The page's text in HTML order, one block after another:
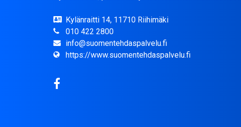
Kylänraitti 14, 11710 Riihimäki
010 422 2800
info@suomentehdaspalvelu.fi
https://www.suomentehdaspalvelu.fi